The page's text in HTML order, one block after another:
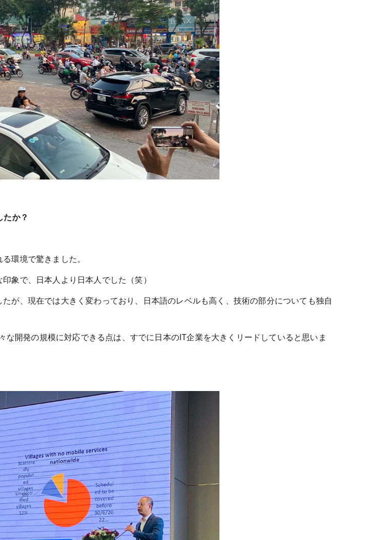
たか？
環境で驚きました。
象で、日本人より日本人でした（笑）
が、現在では大きく変わっており、日本語のレベルも高く、技術の部分についても独自
開発の規模に対応できる点は、すでに日本のIT企業を大きくリードしていると思いま